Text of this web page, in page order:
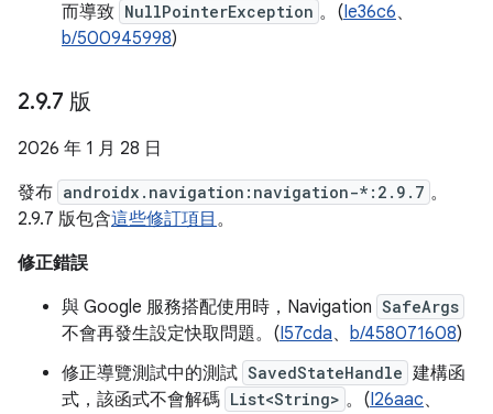
而導致 NullPointerException 。(Ie36c6、
b/500945998)
2.9.7 版
2026 年 1 月 28 日
發布 androidx.navigation:navigation-*:2.9.7 。
2.9.7 版包含這些修訂項目 。
修正錯誤
與 Google 服務搭配使用時，Navigation SafeArgs
不會再發生設定快取問題。(I57cda、 b/458071608)
修正導覽測試中的測試 SavedStateHandle 建構函
式，該函式不會解碼 List<String> 。(I26aac、